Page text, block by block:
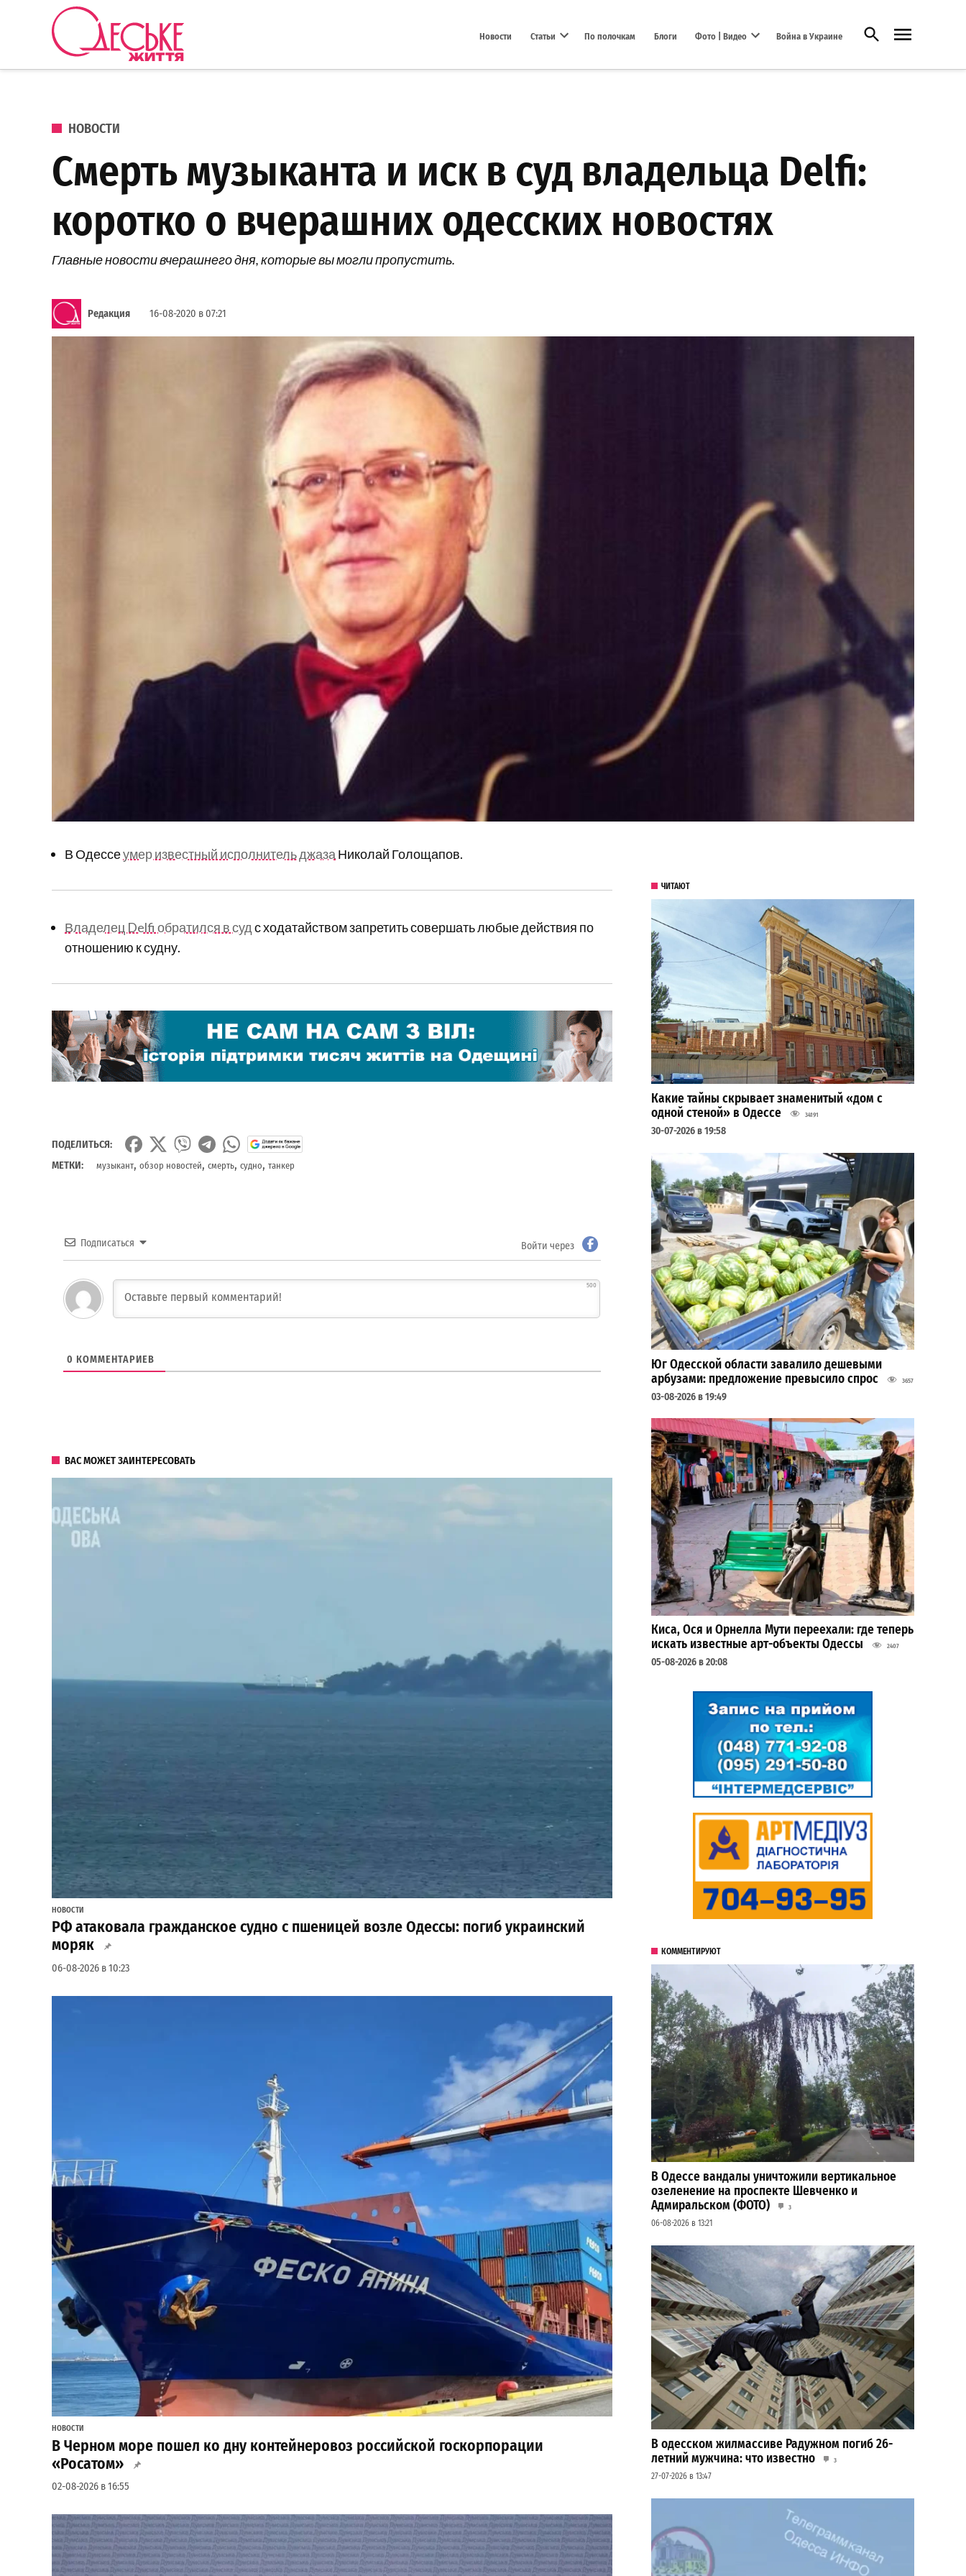
Перейти к содержанию
Новости Статьи По полочкам Блоги Фото | Видео Война в Украине Открыть поиск
ОПУБЛИКОВАНО В
НОВОСТИ
Смерть музыканта и иск в суд владельца Delfi:
коротко о вчерашних одесских новостях
Главные новости вчерашнего дня, которые вы могли пропустить.
Редакция 16-08-2020 в 07:21
В Одессеумер известный исполнитель джаза Николай Голощапов.
Владелец Delfi обратился в судс ходатайством запретить совершать любые действия по
отношению к судну.
ПОДЕЛИТЬСЯ:
МЕТКИ:
музыкант, обзор новостей, смерть, судно, танкер
Подписаться Войти через
500
0 КОММЕНТАРИЕВ
ВАС МОЖЕТ ЗАИНТЕРЕСОВАТЬ
НОВОСТИ
РФ атаковала гражданское судно с пшеницей возле Одессы: погиб украинский
моряк
06-08-2026 в 10:23
НОВОСТИ
В Черном море пошел ко дну контейнеровоз российской госкорпорации
«Росатом»
02-08-2026 в 16:55
ЧИТАЮТ
Какие тайны скрывает знаменитый «дом с
одной стеной» в Одессе
34191
30-07-2026 в 19:58
Юг Одесской области завалило дешевыми
арбузами: предложение превысило спрос
3657
03-08-2026 в 19:49
Киса, Ося и Орнелла Мути переехали: где теперь
искать известные арт-объекты Одессы
2407
05-08-2026 в 20:08
КОММЕНТИРУЮТ
В Одессе вандалы уничтожили вертикальное
озеленение на проспекте Шевченко и
Адмиральском (ФОТО)
3
06-08-2026 в 13:21
В одесском жилмассиве Радужном погиб 26-
летний мужчина: что известно
3
27-07-2026 в 13:47